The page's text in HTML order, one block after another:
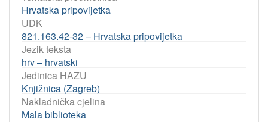
Hrvatska pripovijetka
UDK
821.163.42-32 – Hrvatska pripovijetka
Jezik teksta
hrv – hrvatski
Jedinica HAZU
Knjižnica (Zagreb)
Nakladnička cjelina
Mala biblioteka